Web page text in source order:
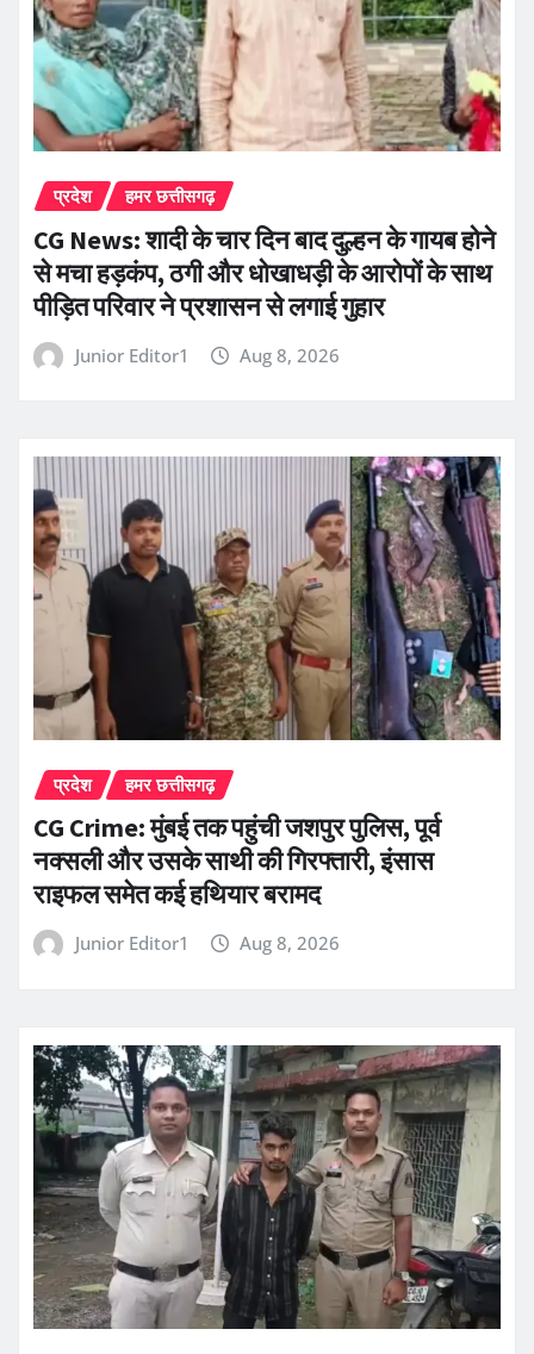
प्रदेश हमर छत्तीसगढ़
CG News: शादी के चार दिन बाद दुल्हन के गायब होने
से मचा हड़कंप, ठगी और धोखाधड़ी के आरोपों के साथ
पीड़ित परिवार ने प्रशासन से लगाई गुहार
Junior Editor1 Aug 8, 2026
प्रदेश हमर छत्तीसगढ़
CG Crime: मुंबई तक पहुंची जशपुर पुलिस, पूर्व
नक्सली और उसके साथी की गिरफ्तारी, इंसास
राइफल समेत कई हथियार बरामद
Junior Editor1 Aug 8, 2026